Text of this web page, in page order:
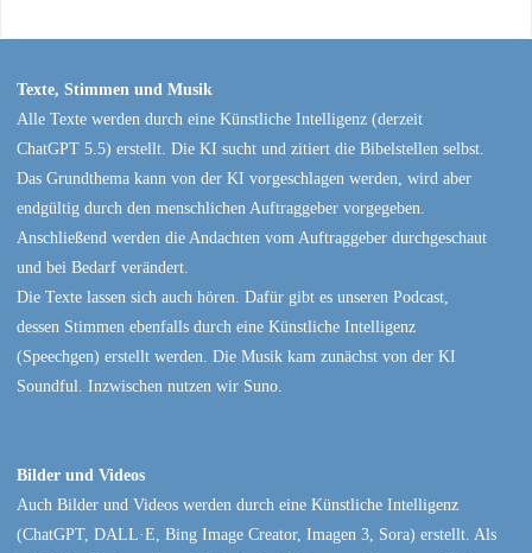
Texte, Stimmen und Musik
Alle Texte werden durch eine Künstliche Intelligenz (derzeit
ChatGPT 5.5) erstellt. Die KI sucht und zitiert die Bibelstellen selbst.
Das Grundthema kann von der KI vorgeschlagen werden, wird aber
endgültig durch den menschlichen Auftraggeber vorgegeben.
Anschließend werden die Andachten vom Auftraggeber durchgeschaut
und bei Bedarf verändert.
Die Texte lassen sich auch hören. Dafür gibt es unseren Podcast,
dessen Stimmen ebenfalls durch eine Künstliche Intelligenz
(Speechgen) erstellt werden. Die Musik kam zunächst von der KI
Soundful. Inzwischen nutzen wir Suno.
Bilder und Videos
Auch Bilder und Videos werden durch eine Künstliche Intelligenz
(ChatGPT, DALL·E, Bing Image Creator, Imagen 3, Sora) erstellt. Als